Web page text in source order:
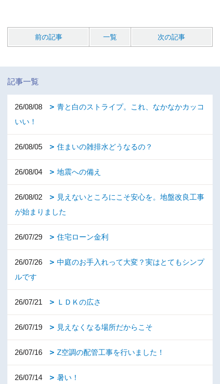
前の記事 一覧 次の記事
記事一覧
26/08/08
青と白のストライプ。これ、なかなかカッコ
いい！
26/08/05 住まいの雑排水どうなるの？
26/08/04 地震への備え
26/08/02
見えないところにこそ安心を。地盤改良工事
が始まりました
26/07/29 住宅ローン金利
26/07/26
中庭のお手入れって大変？実はとてもシンプ
ルです
26/07/21 ＬＤＫの広さ
26/07/19 見えなくなる場所だからこそ
26/07/16 Z空調の配管工事を行いました！
26/07/14 暑い！